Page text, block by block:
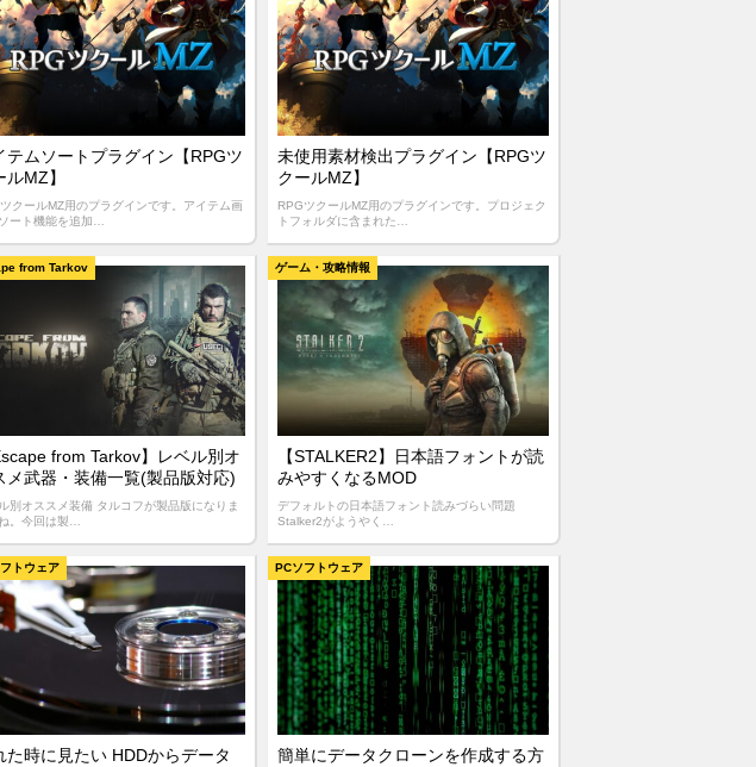
テムソートプラグイン【RPGツ
ルMZ】
クールMZ用のプラグインです。アイテム画
ート機能を追加…
未使用素材検出プラグイン【RPGツ
クールMZ】
RPGツクールMZ用のプラグインです。プロジェク
トフォルダに含まれた…
from Tarkov】レベル別オ
メ武器・装備一覧(製品版対応)
別オススメ装備 タルコフが製品版になりま
。今回は製…
from Tarkov
【STALKER2】日本語フォントが読
みやすくなるMOD
デフォルトの日本語フォント読みづらい問題
Stalker2がようやく…
ゲーム・攻略情報
た時に見たい HDDからデータ
トウェア
簡単にデータクローンを作成する方
PCソフトウェア